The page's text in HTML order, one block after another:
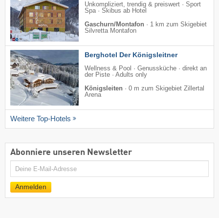
Unkompliziert, trendig & preiswert · Sport
Spa · Skibus ab Hotel
Gaschurn/Montafon · 1 km zum Skigebiet
Silvretta Montafon
Berghotel Der Königsleitner
Wellness & Pool · Genussküche · direkt an
der Piste · Adults only
Königsleiten · 0 m zum Skigebiet Zillertal
Arena
Weitere Top-Hotels
Abonniere unseren Newsletter
E-
Mail
Anmelden